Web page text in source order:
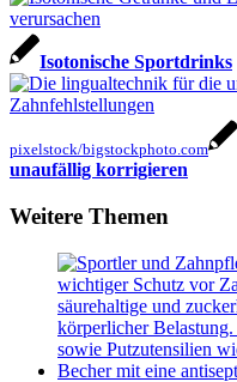
Isotonische Sportdrinks
pixelstock/bigstockphoto.com
unaufällig korrigieren
Weitere Themen